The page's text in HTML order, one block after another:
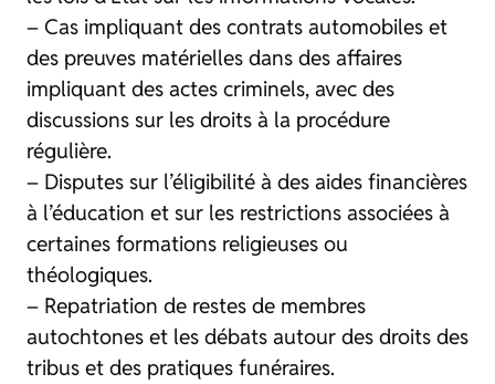
– Cas impliquant des contrats automobiles et
des preuves matérielles dans des affaires
impliquant des actes criminels, avec des
discussions sur les droits à la procédure
régulière.
– Disputes sur l’éligibilité à des aides financières
à l’éducation et sur les restrictions associées à
certaines formations religieuses ou
théologiques.
– Repatriation de restes de membres
autochtones et les débats autour des droits des
tribus et des pratiques funéraires.